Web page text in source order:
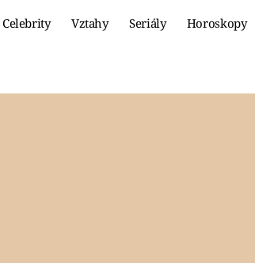
Celebrity Vztahy Seriály Horoskopy